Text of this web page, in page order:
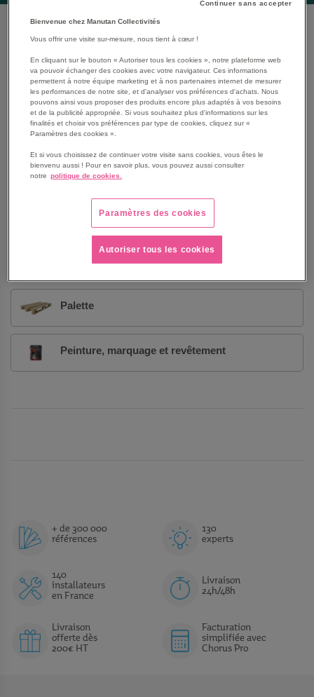
Que cherchez-vous ?
Chariot
Diable
Emballer la marchandise
Marchepied, escabeau et échelle
Mobilier d'atelier
Palette
Peinture, marquage et revêtement
+ de 300 000
références
130
experts
140
installateurs
en France
Livraison
24h/48h
Livraison
offerte dès
200€ HT
Facturation
simplifiée avec
Chorus Pro
Continuer sans accepter
Bienvenue chez Manutan Collectivités
Vous offrir une visite sur-mesure, nous tient à cœur !
En cliquant sur le bouton « Autoriser tous les cookies », notre plateforme web
va pouvoir échanger des cookies avec votre navigateur. Ces informations
permettent à notre équipe marketing et à nos partenaires internet de mesurer
les performances de notre site, et d'analyser vos préférences d'achats. Nous
pouvons ainsi vous proposer des produits encore plus adaptés à vos besoins
et de la publicité appropriée. Si vous souhaitez plus d'informations sur les
finalités et choisir vos préférences par type de cookies, cliquez sur «
Paramètres des cookies ».
Et si vous choisissez de continuer votre visite sans cookies, vous êtes le
bienvenu aussi ! Pour en savoir plus, vous pouvez aussi consulter
notre politique de cookies.
Paramètres des cookies
Autoriser tous les cookies